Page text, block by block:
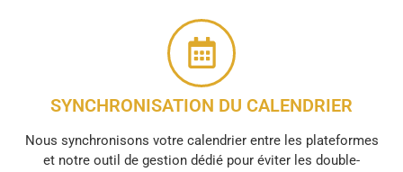
SYNCHRONISATION DU CALENDRIER
Nous synchronisons votre calendrier entre les plateformes
et notre outil de gestion dédié pour éviter les double-